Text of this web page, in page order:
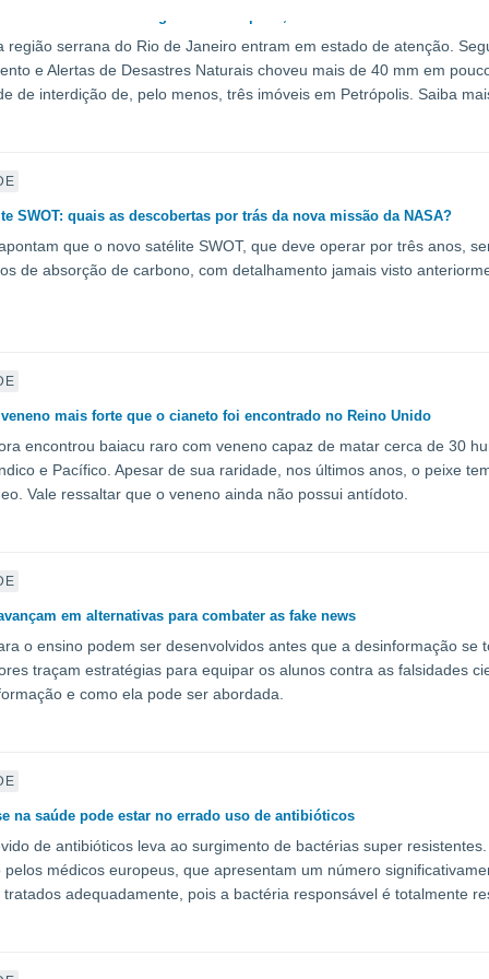
região serrana do Rio de Janeiro entram em estado de atenção.
e Alertas de Desastres Naturais choveu mais de 40 mm em
de interdição de, pelo menos, três imóveis em Petrópolis. Saiba
SWOT: quais as descobertas por trás da nova missão da NASA?
que o novo satélite SWOT, que deve operar por três anos,
de absorção de carbono, com detalhamento jamais visto
mais forte que o cianeto foi encontrado no Reino Unido
encontrou baiacu raro com veneno capaz de matar cerca de 30
e Pacífico. Apesar de sua raridade, nos últimos anos, o peixe
Vale ressaltar que o veneno ainda não possui antídoto.
em alternativas para combater as fake news
o ensino podem ser desenvolvidos antes que a desinformação se
traçam estratégias para equipar os alunos contra as falsidades
e como ela pode ser abordada.
na saúde pode estar no errado uso de antibióticos
de antibióticos leva ao surgimento de bactérias super
pelos médicos europeus, que apresentam um número
tratados adequadamente, pois a bactéria responsável é totalmente